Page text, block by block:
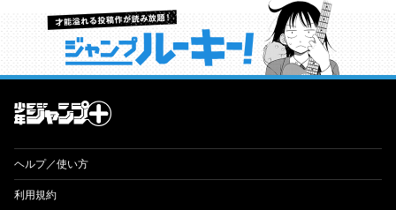
才能溢れる投稿作が読み放題！ ジャンプルーキー！
ヘルプ／使い方
利用規約